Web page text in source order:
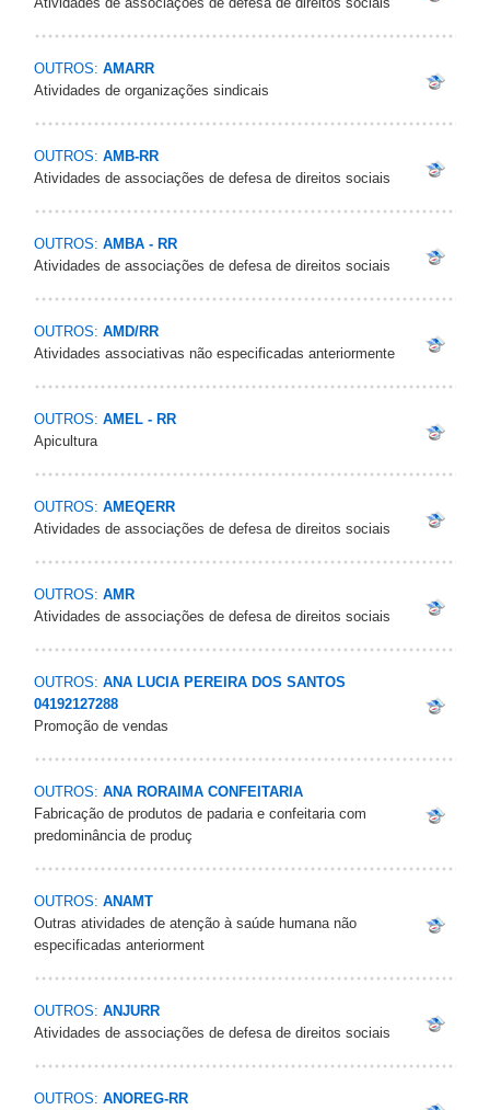
OUTROS: AMARR
Atividades de organizações sindicais
OUTROS: AMB-RR
Atividades de associações de defesa de direitos sociais
OUTROS: AMBA - RR
Atividades de associações de defesa de direitos sociais
OUTROS: AMD/RR
Atividades associativas não especificadas anteriormente
OUTROS: AMEL - RR
Apicultura
OUTROS: AMEQERR
Atividades de associações de defesa de direitos sociais
OUTROS: AMR
Atividades de associações de defesa de direitos sociais
OUTROS: ANA LUCIA PEREIRA DOS SANTOS
04192127288
Promoção de vendas
OUTROS: ANA RORAIMA CONFEITARIA
Fabricação de produtos de padaria e confeitaria com
predominância de produç
OUTROS: ANAMT
Outras atividades de atenção à saúde humana não
especificadas anteriorment
OUTROS: ANJURR
Atividades de associações de defesa de direitos sociais
OUTROS: ANOREG-RR